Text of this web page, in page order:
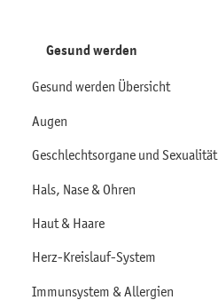
Gesund werden
Gesund werden Übersicht
Augen
Geschlechtsorgane und Sexualität
Hals, Nase & Ohren
Haut & Haare
Herz-Kreislauf-System
Immunsystem & Allergien